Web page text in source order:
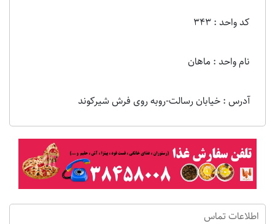
کد واحد : 343
نام واحد : ماهان
آدرس : خیابان رسالت-روبه روی فرش شیرکوند
اطلاعات تماس